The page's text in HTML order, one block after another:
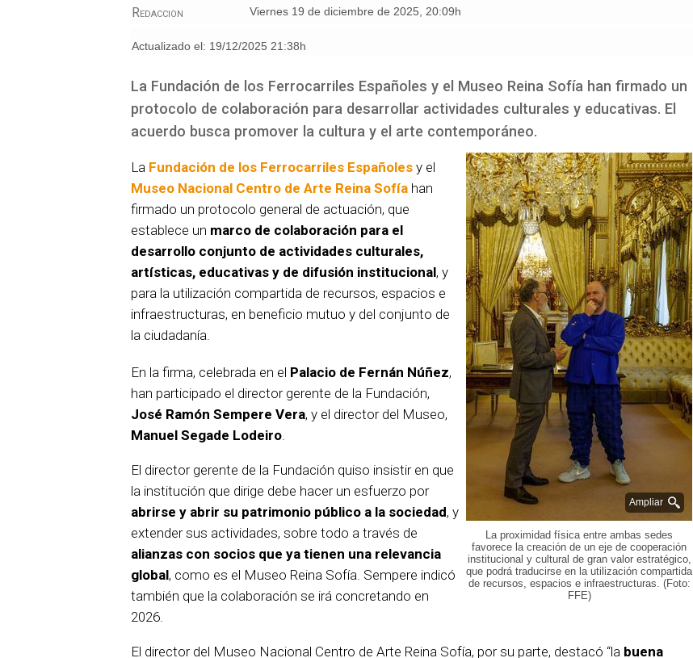
viernes 19 de diciembre de 2025, 20:09h
Redaccion
Actualizado el: 19/12/2025 21:38h
La Fundación de los Ferrocarriles Españoles y el Museo Reina Sofía han firmado un
protocolo de colaboración para desarrollar actividades culturales y educativas. El
acuerdo busca promover la cultura y el arte contemporáneo.
Ampliar
La proximidad física entre ambas sedes
favorece la creación de un eje de cooperación
institucional y cultural de gran valor estratégico,
que podrá traducirse en la utilización compartida
de recursos, espacios e infraestructuras. (Foto:
FFE)
La Fundación de los Ferrocarriles Españoles y el
Museo Nacional Centro de Arte Reina Sofía han
firmado un protocolo general de actuación, que
establece un marco de colaboración para el
desarrollo conjunto de actividades culturales,
artísticas, educativas y de difusión institucional, y
para la utilización compartida de recursos, espacios e
infraestructuras, en beneficio mutuo y del conjunto de
la ciudadanía.
En la firma, celebrada en el Palacio de Fernán Núñez,
han participado el director gerente de la Fundación,
José Ramón Sempere Vera, y el director del Museo,
Manuel Segade Lodeiro.
El director gerente de la Fundación quiso insistir en que
la institución que dirige debe hacer un esfuerzo por
abrirse y abrir su patrimonio público a la sociedad, y
extender sus actividades, sobre todo a través de
alianzas con socios que ya tienen una relevancia
global, como es el Museo Reina Sofía. Sempere indicó
también que la colaboración se irá concretando en
2026.
El director del Museo Nacional Centro de Arte Reina Sofía, por su parte, destacó “la buena